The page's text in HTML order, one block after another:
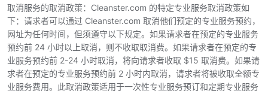
取消服务的取消政策：Cleanster.com 的特定专业服务取消政策如
下：请求者可以通过 Cleanster.com 取消他们预定的专业服务预约，
网址为任何时间，但须遵守以下规定。如果请求者在预定的专业服务
预约前 24 小时以上取消，则不收取取消费。如果请求者在预定的专
业服务预约前 2-24 小时取消，将向请求者收取 $15 取消费。如果请
求者在预定的专业服务预约前 2 小时内取消，请求者将被收取全额专
业服务费用。此取消政策适用于一次性专业服务预订和定期专业服务